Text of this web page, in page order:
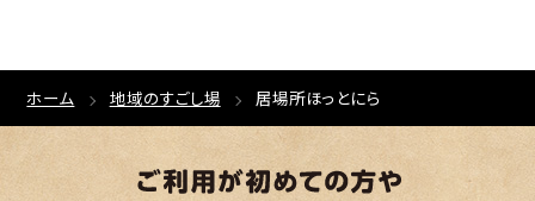
ホーム 地域のすごし場 居場所ほっとにら